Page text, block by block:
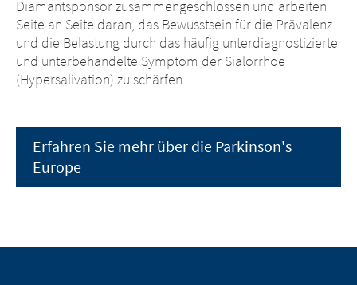
Diamantsponsor zusammengeschlossen und arbeiten
Seite an Seite daran, das Bewusstsein für die Prävalenz
und die Belastung durch das häufig unterdiagnostizierte
und unterbehandelte Symptom der Sialorrhoe
(Hypersalivation) zu schärfen.
Erfahren Sie mehr über die Parkinson's
Europe